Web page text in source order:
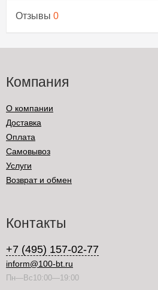
Отзывы 0
Компания
О компании
Доставка
Оплата
Самовывоз
Услуги
Возврат и обмен
Контакты
+7 (495) 157-02-77
inform@100-bt.ru
Пн—Вс10:00—19:00